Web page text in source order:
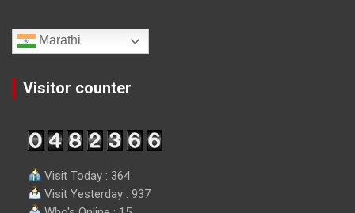
Marathi
Visitor counter
Visit Today : 364
Visit Yesterday : 937